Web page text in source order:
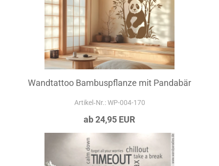
Wandtattoo Bambuspflanze mit Pandabär
Artikel‑Nr.: WP-004-170
ab 24,95 EUR